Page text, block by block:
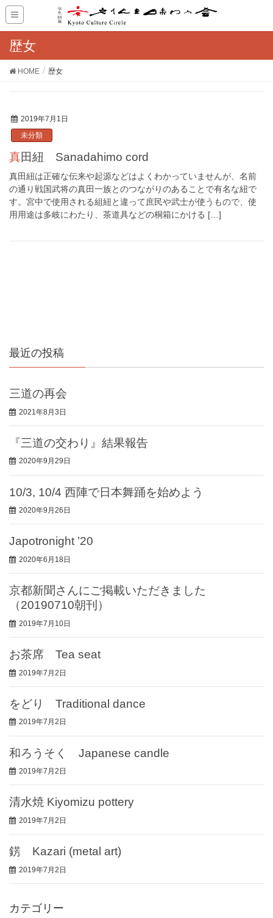
歴女
HOME 歴女
2019年7月1日
未分類
真田紐 Sanadahimo cord
真田紐は正確な伝来や起源などはよくわかっていませんが、名前
の通り戦国武将の真田一族とのつながりのあることで有名な紐で
す。宮中で使用される組紐と違って庶民や武士が使うもので、使
用用途は多岐にわたり、茶道具などの桐箱にかける […]
最近の投稿
三道の再会
2021年8月3日
『三道の交わり』結果報告
2020年9月29日
10/3, 10/4 西陣で日本舞踊を始めよう
2020年9月26日
Japotronight ’20
2020年6月18日
京都新聞さんにご掲載いただきました
（20190710朝刊）
2019年7月10日
お茶席 Tea seat
2019年7月2日
をどり Traditional dance
2019年7月2日
和ろうそく Japanese candle
2019年7月2日
清水焼 Kiyomizu pottery
2019年7月2日
錺 Kazari (metal art)
2019年7月2日
カテゴリー